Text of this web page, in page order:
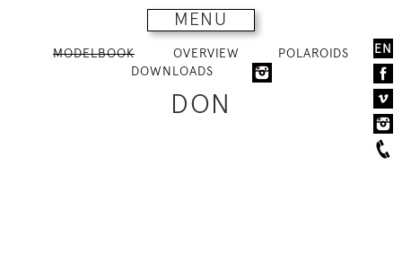
MENU
EN
MODELBOOK OVERVIEW
POLAROIDS
DOWNLOADS
DON